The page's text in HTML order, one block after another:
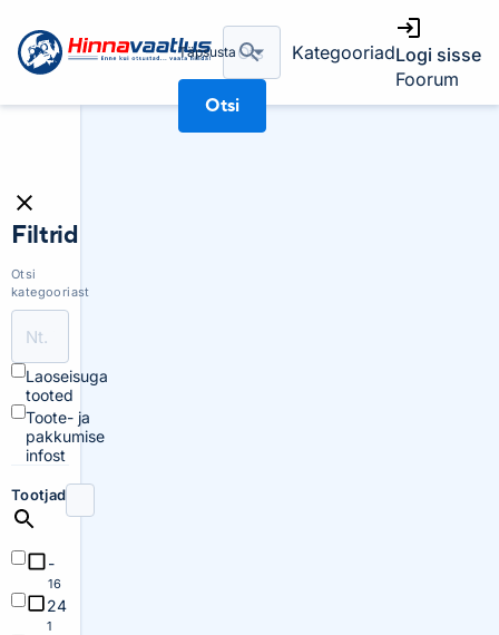
Täpsusta
Otsi
KategooriadLogi sisse
Foorum
Filtrid
Otsi
kategooriast
Laoseisuga
tooted
Toote- ja
pakkumise
infost
Tootjad
-
16
24
1